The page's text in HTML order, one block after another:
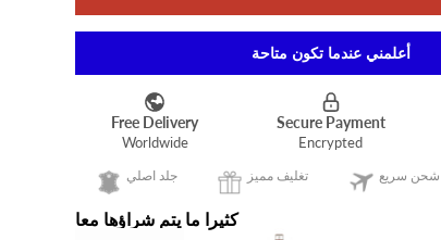
أعلمني عندما تكون متاحة
جلد اصلي تغليف مميز شحن سريع
كثيرا ما يتم شراؤها معا